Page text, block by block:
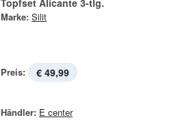
Topfset Alicante 3-tlg.
Marke: Silit
Preis: € 49,99
Händler: E center